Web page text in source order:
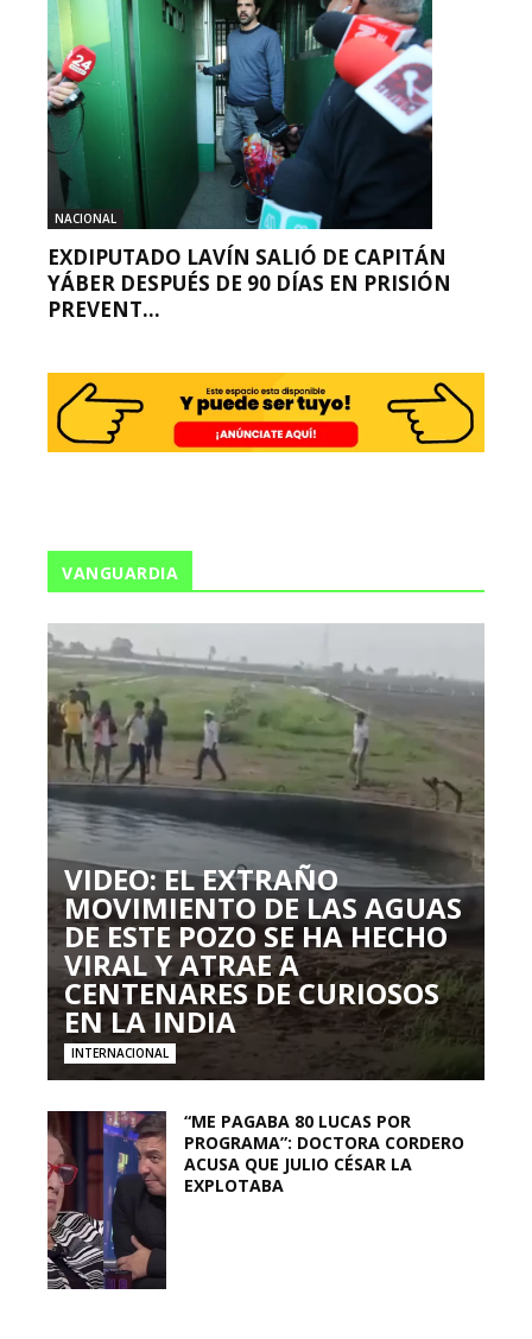
NACIONAL
EXDIPUTADO LAVÍN SALIÓ DE CAPITÁN
YÁBER DESPUÉS DE 90 DÍAS EN PRISIÓN
PREVENT...
VANGUARDIA
VIDEO: EL EXTRAÑO
MOVIMIENTO DE LAS AGUAS
DE ESTE POZO SE HA HECHO
VIRAL Y ATRAE A
CENTENARES DE CURIOSOS
EN LA INDIA
INTERNACIONAL
“ME PAGABA 80 LUCAS POR
PROGRAMA”: DOCTORA CORDERO
ACUSA QUE JULIO CÉSAR LA
EXPLOTABA